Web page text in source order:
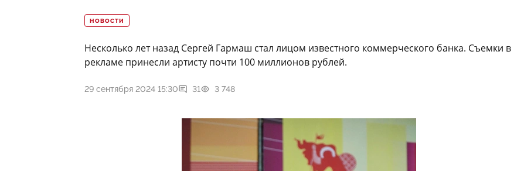
НОВОСТИ
Несколько лет назад Сергей Гармаш стал лицом известного коммерческого банка. Съемки в
рекламе принесли артисту почти 100 миллионов рублей.
29 сентября 2024 15:30 31 3 748